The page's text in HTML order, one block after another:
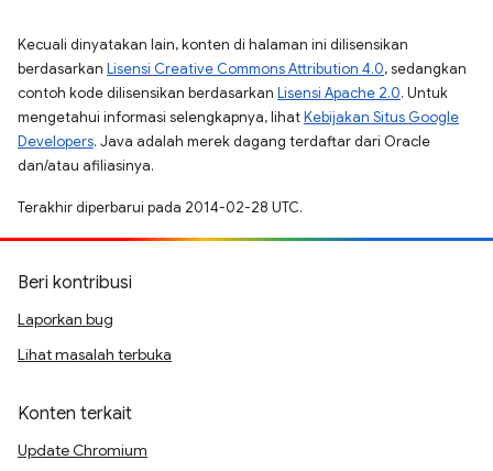
Kecuali dinyatakan lain, konten di halaman ini dilisensikan
berdasarkan Lisensi Creative Commons Attribution 4.0, sedangkan
contoh kode dilisensikan berdasarkan Lisensi Apache 2.0. Untuk
mengetahui informasi selengkapnya, lihatKebijakan Situs Google
Developers. Java adalah merek dagang terdaftar dari Oracle
dan/atau afiliasinya.
Terakhir diperbarui pada 2014-02-28 UTC.
Beri kontribusi
Laporkan bug
Lihat masalah terbuka
Konten terkait
Update Chromium